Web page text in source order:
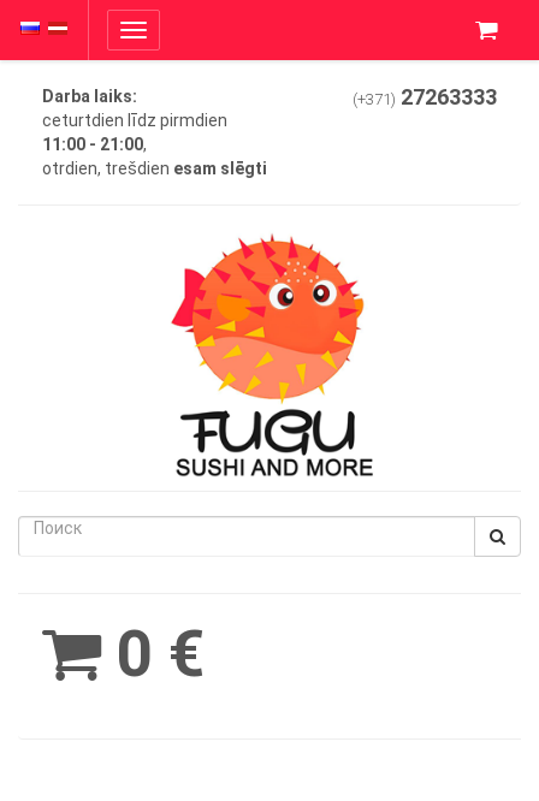
Toggle
navigation
Darba laiks:
ceturtdien līdz pirmdien
11:00 - 21:00,
otrdien, trešdien esam slēgti
(+371) 27263333
BetWest0 €